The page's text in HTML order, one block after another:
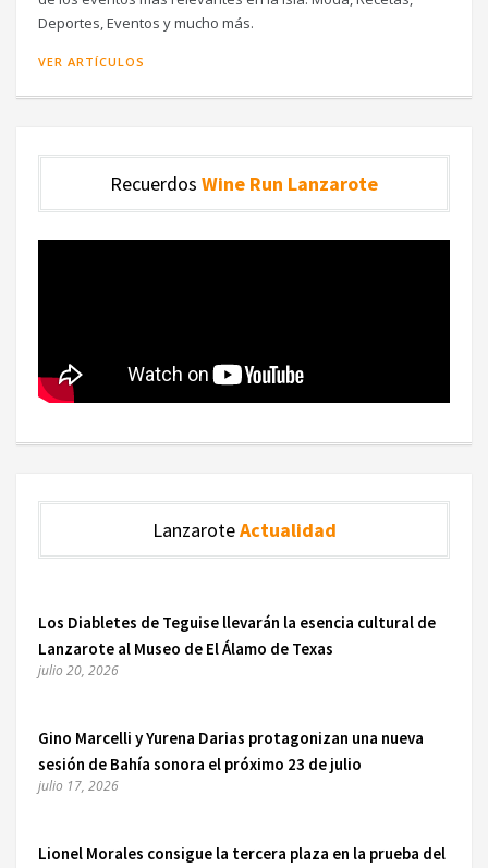
Deportes, Eventos y mucho más.
VER ARTÍCULOS
Recuerdos Wine Run Lanzarote
LanzaroteActualidad
Los Diabletes de Teguise llevarán la esencia cultural de
Lanzarote al Museo de El Álamo de Texas
julio 20, 2026
Gino Marcelli y Yurena Darias protagonizan una nueva
sesión de Bahía sonora el próximo 23 de julio
julio 17, 2026
Lionel Morales consigue la tercera plaza en la prueba del